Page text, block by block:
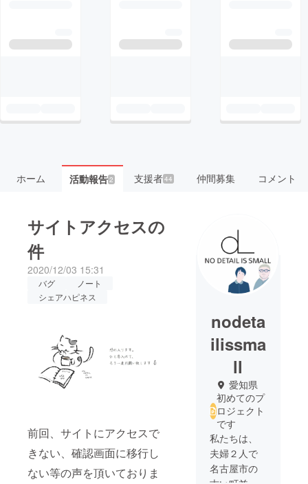
ホーム 活動報告2 支援者44 仲間募集 コメント
サイトアクセスの
件
2020/12/03 15:31
バグ
ノート
シェアハピネス
前回、サイトにアクセスで
きない、確認画面に移行し
ない等の声を頂いておりま
nodeta
ilissma
ll
愛知県
初めてのプ
ロジェクト
です
私たちは、
夫婦２人で
名古屋市の